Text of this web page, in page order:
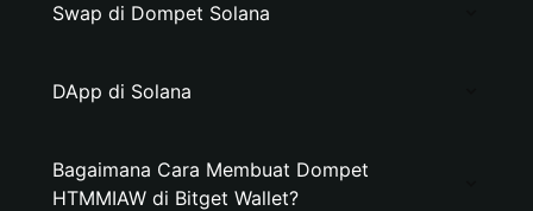
Swap di Dompet Solana
DApp di Solana
Bagaimana Cara Membuat Dompet
HTMMIAW di Bitget Wallet?